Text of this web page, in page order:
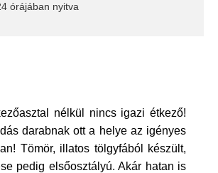
órájában nyitva
nélkül nincs igazi étkező!
darabnak ott a helye az igényes
Tömör, illatos tölgyfából készült,
pedig elsőosztályú. Akár hatan is